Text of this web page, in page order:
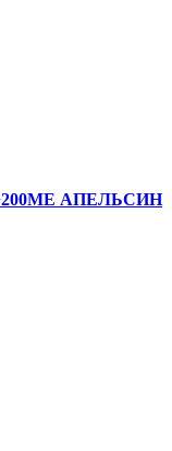
АПЕЛЬСИН